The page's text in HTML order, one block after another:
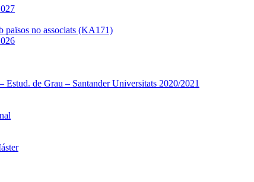
països no associats (KA171)
de Grau – Santander Universitats 2020/2021